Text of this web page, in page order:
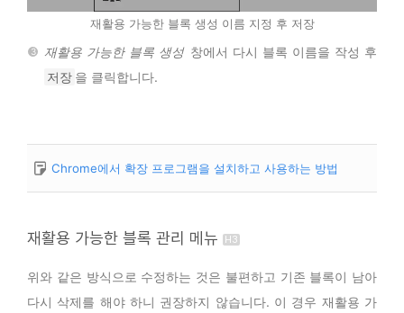
재활용 가능한 블록 생성 이름 지정 후 저장
재활용 가능한 블록 생성 창에서 다시 블록 이름을 작성 후
저장 을 클릭합니다.
Chrome에서 확장 프로그램을 설치하고 사용하는 방법
재활용 가능한 블록 관리 메뉴
위와 같은 방식으로 수정하는 것은 불편하고 기존 블록이 남아
다시 삭제를 해야 하니 권장하지 않습니다. 이 경우 재활용 가